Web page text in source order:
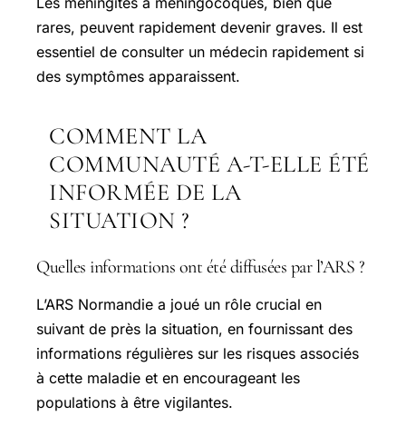
rares, peuvent rapidement devenir graves. Il est
essentiel de consulter un médecin rapidement si
des symptômes apparaissent.
COMMENT LA
COMMUNAUTÉ A-T-ELLE ÉTÉ
INFORMÉE DE LA
SITUATION ?
Quelles informations ont été diffusées par l’ARS ?
L’ARS Normandie a joué un rôle crucial en
suivant de près la situation, en fournissant des
informations régulières sur les risques associés
à cette maladie et en encourageant les
populations à être vigilantes.